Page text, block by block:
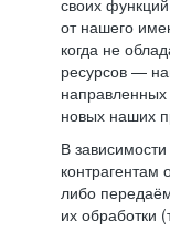
своих
от нашего
когда не
ресурсов —
новых наших
В
либо
их обработки